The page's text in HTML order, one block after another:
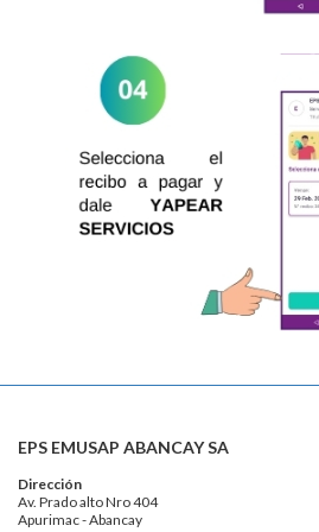
EPS EMUSAP ABANCAY SA
Dirección
Av. Prado alto Nro 404
Apurimac - Abancay